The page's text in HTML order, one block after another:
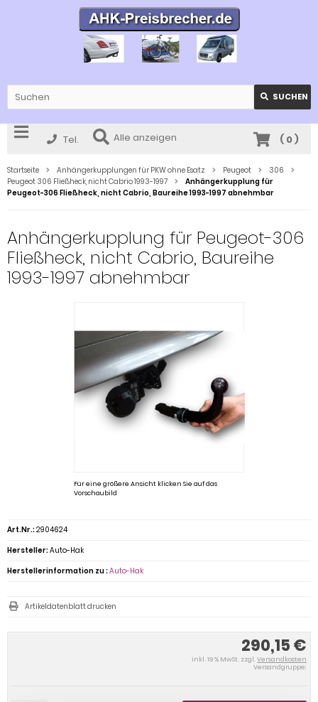
SUCHEN
Tel. Alle anzeigen ( 0)
Startseite Anhängerkupplungen für PKW ohne Esatz Peugeot
306
Peugeot 306 Fließheck, nicht Cabrio 1993-1997
Anhängerkupplung für
Peugeot-306 Fließheck, nicht Cabrio, Baureihe 1993-1997 abnehmbar
Anhängerkupplung für Peugeot-306
Fließheck, nicht Cabrio, Baureihe
1993-1997 abnehmbar
Für eine größere Ansicht klicken Sie auf das
Vorschaubild
290,15 €
inkl. 19 % MwSt. zzgl. Versandkosten
Versandgruppe:
Art.Nr.:2904624
Hersteller:Auto-Hak
Herstellerinformation zu :Auto-Hak
Artikeldatenblatt drucken